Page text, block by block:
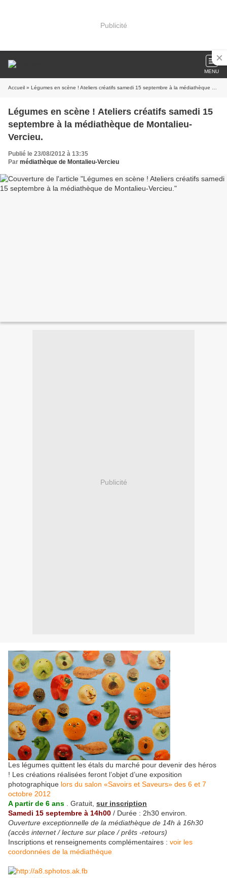
Publicité
MENU
Accueil » Légumes en scène ! Ateliers créatifs samedi 15 septembre à la médiathèque de Montalieu-Vercieu.
Légumes en scène ! Ateliers créatifs samedi 15
septembre à la médiathèque de Montalieu-
Vercieu.
Publié le 23/08/2012 à 13:35
Par médiathèque de Montalieu-Vercieu
Publicité
Les légumes quittent les étals du marché pour devenir des héros
! Les créations réalisées feront l’objet d’une exposition
photographique lors du salon «Savoirs et Saveurs» des 6 et 7
octobre 2012
A partir de 6 ans . Gratuit, sur inscription
Samedi 15 septembre à 14h00 / Durée : 2h30 environ.
Ouverture exceptionnelle de la médiathèque de 14h à 16h30
(accès internet / lecture sur place / prêts -retours)
Inscriptions et renseignements complémentaires : voir les
coordonnées de la médiathèque